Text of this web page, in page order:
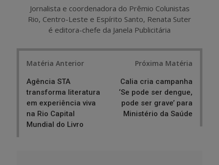
Jornalista e coordenadora do Prêmio Colunistas
Rio, Centro-Leste e Espírito Santo, Renata Suter
é editora-chefe da Janela Publicitária
Matéria Anterior
Agência STA
transforma literatura
em experiência viva
na Rio Capital
Mundial do Livro
Próxima Matéria
Calia cria campanha
‘Se pode ser dengue,
pode ser grave’ para
Ministério da Saúde